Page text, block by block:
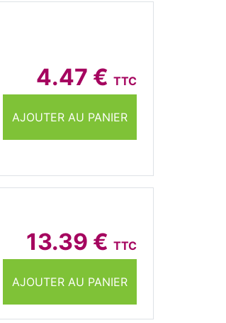
4.47 € TTC
AJOUTER AU PANIER
13.39 € TTC
AJOUTER AU PANIER